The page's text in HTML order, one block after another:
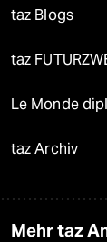
taz Blogs
taz
Le Monde
taz Archiv
Mehr taz